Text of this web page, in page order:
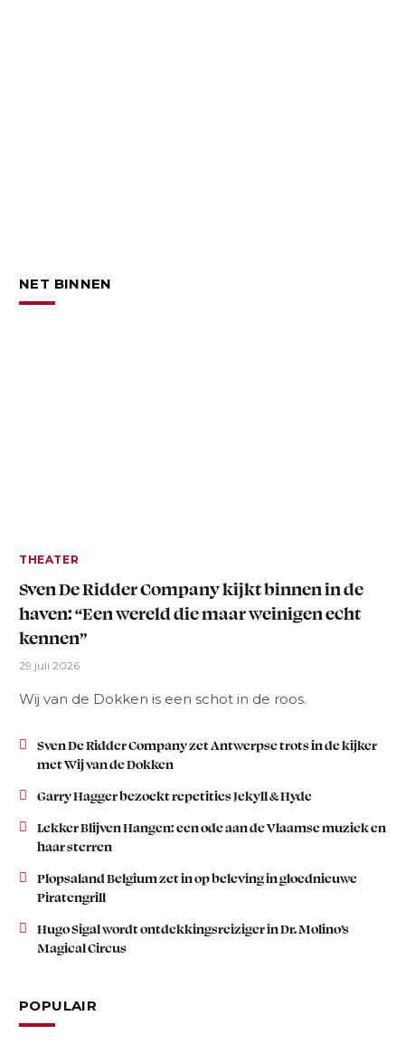
NET BINNEN
THEATER
Sven De Ridder Company kijkt binnen in de
haven: “Een wereld die maar weinigen echt
kennen”
29 juli 2026
Wij van de Dokken is een schot in de roos.
Sven De Ridder Company zet Antwerpse trots in de kijker
met Wij van de Dokken
Garry Hagger bezoekt repetities Jekyll & Hyde
Lekker Blijven Hangen: een ode aan de Vlaamse muziek en
haar sterren
Plopsaland Belgium zet in op beleving in gloednieuwe
Piratengrill
Hugo Sigal wordt ontdekkingsreiziger in Dr. Molino’s
Magical Circus
POPULAIR